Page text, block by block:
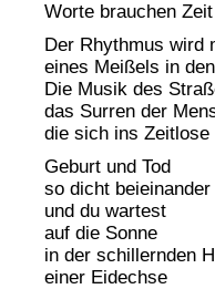
Worte brauchen
Der Rhythmus wird
eines Meißels in
Die Musik des
das Surren der
die sich ins Zeitlose
Geburt und Tod
so dicht beieinander
und du wartest
auf die Sonne
in der schillernden
einer Eidechse